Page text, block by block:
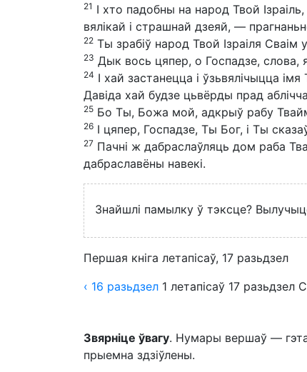
21 І хто падобны на народ Твой
вялікай і страшнай дзеяй, —
22 Ты зрабіў народ Твой Ізраіля
23 Дык вось цяпер, о Госпадзе, слова,
24 І хай застанецца і ўзьвялічыцца
Давіда хай будзе цьвёрды прад
25 Бо Ты, Божа мой, адкрыў рабу
26 І цяпер, Госпадзе, Ты Бог, і Ты
27 Пачні ж дабраслаўляць дом раба
дабраславёны навекі.
Знайшлі памылку ў тэксце?
Першая кніга летапісаў, 17 разьдзел
‹ 16 разьдзел 1 летапісаў 17 разьдзел
Звярніце ўвагу. Нумары вершаў — гэта
прыемна здзіўлены.